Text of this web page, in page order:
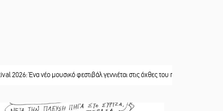
μουσικό φεστιβάλ γεννιέται στις όχθες του ποταμού στο Καστόρειο